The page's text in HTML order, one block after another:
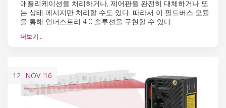
애플리케이션을 처리하거나, 제어판을 완전히 대체하거나 또
는 상태 메시지만 처리할 수도 있다. 따라서 이 필드버스 모듈
을 통해 인더스트리 4.0 솔루션을 구현할 수 있다.
더보기…
12 NOV'16